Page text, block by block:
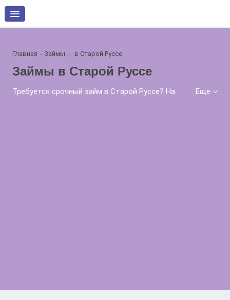
Главная Займы в Старой Руссе
Займы в Старой Руссе
Требуется срочный займ в Старой Руссе? На
Еще